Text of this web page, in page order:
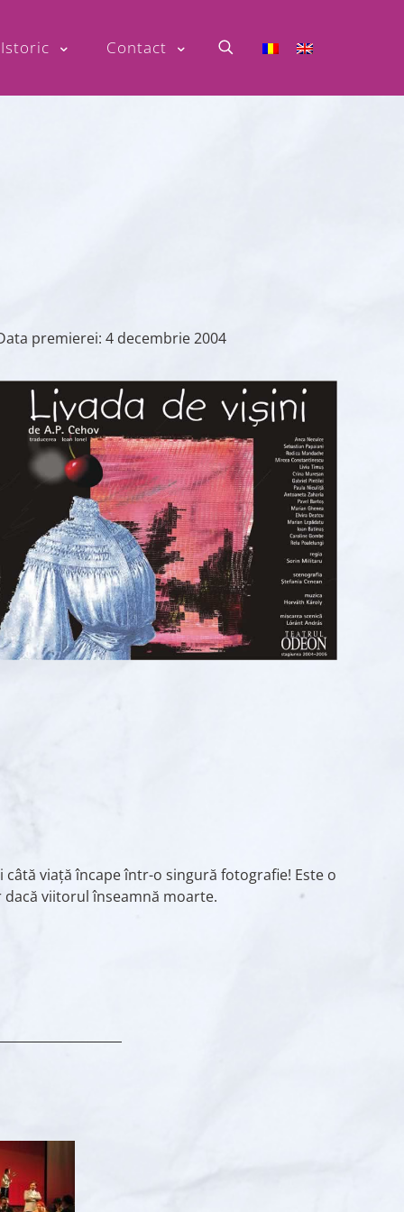
Istoric Contact
premierei:4 decembrie 2004
viață încape într-o singură fotografie! Este o
viitorul înseamnă moarte.